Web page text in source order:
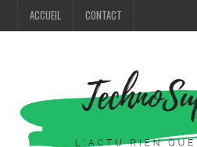
ACCUEIL CONTACT